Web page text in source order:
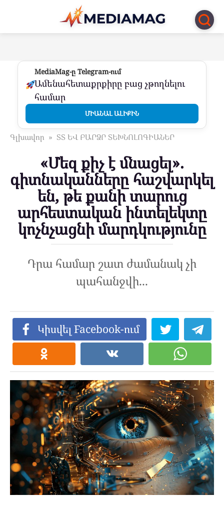
Перейти
контенту
MediaMag-ը Telegram-ում
Ամենահետաքրքիրը բաց չթողնելու
համար
ՄԻԱՆԱԼ ԱԼԻՔԻՆ
Գլխավոր » ՏՏ ԵՎ ԲԱՐՁՐ ՏԵԽՆՈԼՈԳԻԱՆԵՐ
«Մեզ քիչ է մնացել».
գիտնականները հաշվարկել
են, թե քանի տարուց
արհեստական ​​ինտելեկտը
կոչնչացնի մարդկությունը
Դրա համար շատ ժամանակ չի
պահանջվի...
Կիսվել Facebook-ում